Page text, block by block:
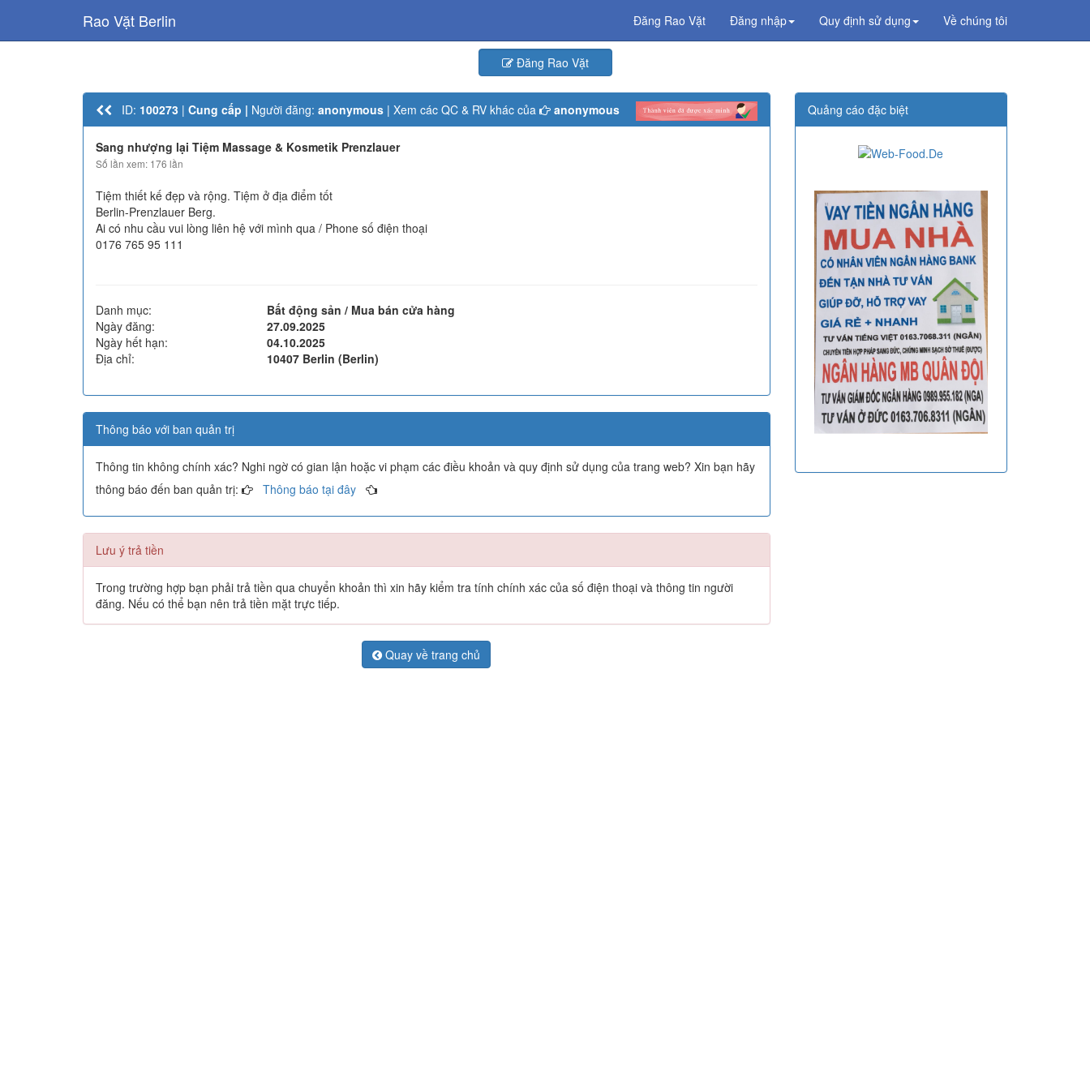
Rao Vặt Berlin Đăng Rao Vặt Đăng nhập Quy định sử dụng Về chúng tôi
Đăng Rao Vặt
ID: 100273 | Cung cấp | Người đăng: anonymous | Xem các QC & RV khác của anonymous
Sang nhượng lại Tiệm Massage & Kosmetik Prenzlauer
Số lần xem: 176 lần
Tiệm thiết kế đẹp và rộng. Tiệm ở địa điểm tốt
Berlin-Prenzlauer Berg.
Ai có nhu cầu vui lòng liên hệ với mình qua / Phone số điện thoại
0176 765 95 111
Danh mục:
Bất động sản / Mua bán cửa hàng
Ngày đăng:
27.09.2025
Ngày hết hạn:
04.10.2025
Địa chỉ:
10407 Berlin (Berlin)
Thông báo với ban quản trị
Thông tin không chính xác? Nghi ngờ có gian lận hoặc vi phạm các điều khoản và quy định sử dụng của trang web? Xin bạn hãy
thông báo đến ban quản trị:
Thông báo tại đây
Lưu ý trả tiền
Trong trường hợp bạn phải trả tiền qua chuyển khoản thì xin hãy kiểm tra tính chính xác của số điện thoại và thông tin người
đăng. Nếu có thể bạn nên trả tiền mặt trực tiếp.
Quay về trang chủ
Quảng cáo đặc biệt